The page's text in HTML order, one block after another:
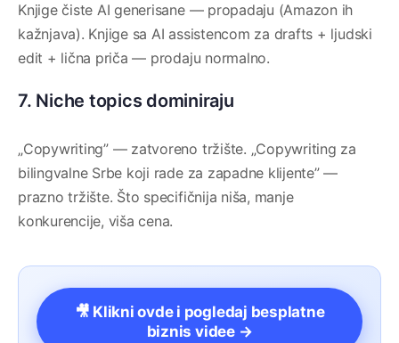
Knjige čiste AI generisane — propadaju (Amazon ih
kažnjava). Knjige sa AI assistencom za drafts + ljudski
edit + lična priča — prodaju normalno.
7. Niche topics dominiraju
„Copywriting” — zatvoreno tržište. „Copywriting za
bilingvalne Srbe koji rade za zapadne klijente” —
prazno tržište. Što specifičnija niša, manje
konkurencije, viša cena.
🎥 Klikni ovde i pogledaj besplatne
biznis videe →